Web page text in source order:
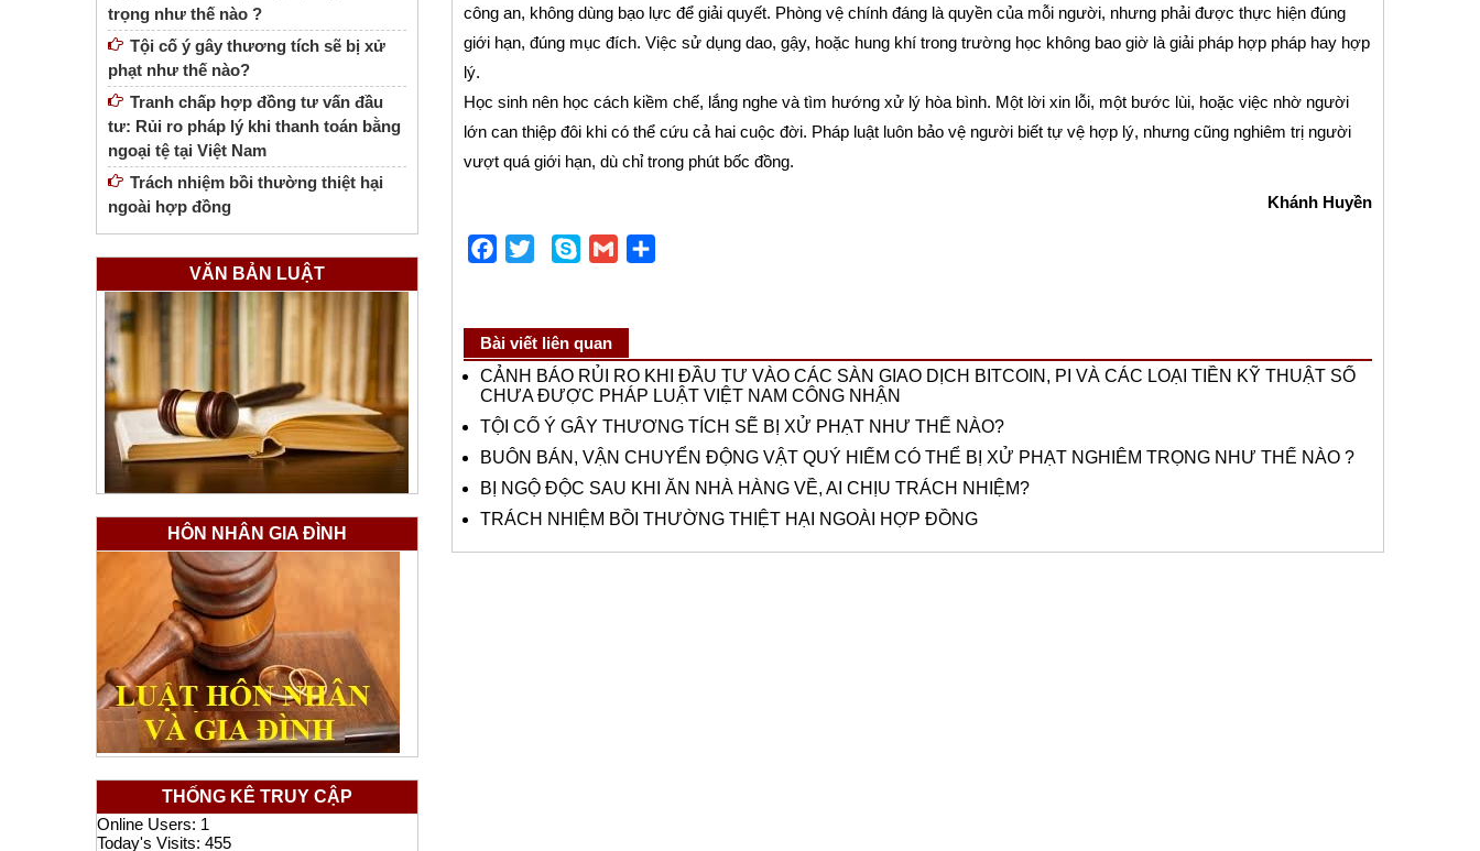
công an, không dùng bạo lực để giải quyết. Phòng vệ chính đáng là quyền của mỗi người, nhưng phải được thực hiện đúng
giới hạn, đúng mục đích. Việc sử dụng dao, gậy, hoặc hung khí trong trường học không bao giờ là giải pháp hợp pháp hay hợp
lý.
Học sinh nên học cách kiềm chế, lắng nghe và tìm hướng xử lý hòa bình. Một lời xin lỗi, một bước lùi, hoặc việc nhờ người
lớn can thiệp đôi khi có thể cứu cả hai cuộc đời. Pháp luật luôn bảo vệ người biết tự vệ hợp lý, nhưng cũng nghiêm trị người
vượt quá giới hạn, dù chỉ trong phút bốc đồng.
Khánh Huyền
Facebook
Twitter Skype Gmail
Bài viết liên quan
CẢNH BÁO RỦI RO KHI ĐẦU TƯ VÀO CÁC SÀN GIAO DỊCH BITCOIN, PI VÀ CÁC LOẠI TIỀN KỸ THUẬT SỐ
CHƯA ĐƯỢC PHÁP LUẬT VIỆT NAM CÔNG NHẬN
TỘI CỐ Ý GÂY THƯƠNG TÍCH SẼ BỊ XỬ PHẠT NHƯ THẾ NÀO?
BUÔN BÁN, VẬN CHUYỂN ĐỘNG VẬT QUÝ HIẾM CÓ THỂ BỊ XỬ PHẠT NGHIÊM TRỌNG NHƯ THẾ NÀO ?
BỊ NGỘ ĐỘC SAU KHI ĂN NHÀ HÀNG VỀ, AI CHỊU TRÁCH NHIỆM?
TRÁCH NHIỆM BỒI THƯỜNG THIỆT HẠI NGOÀI HỢP ĐỒNG
trọng như thế nào ?
Tội cố ý gây thương tích sẽ bị xử
phạt như thế nào?
Tranh chấp hợp đồng tư vấn đầu
tư: Rủi ro pháp lý khi thanh toán bằng
ngoại tệ tại Việt Nam
Trách nhiệm bồi thường thiệt hại
ngoài hợp đồng
VĂN BẢN LUẬT
HÔN NHÂN GIA ĐÌNH
THỐNG KÊ TRUY CẬP
Online Users: 1
Today's Visits: 455